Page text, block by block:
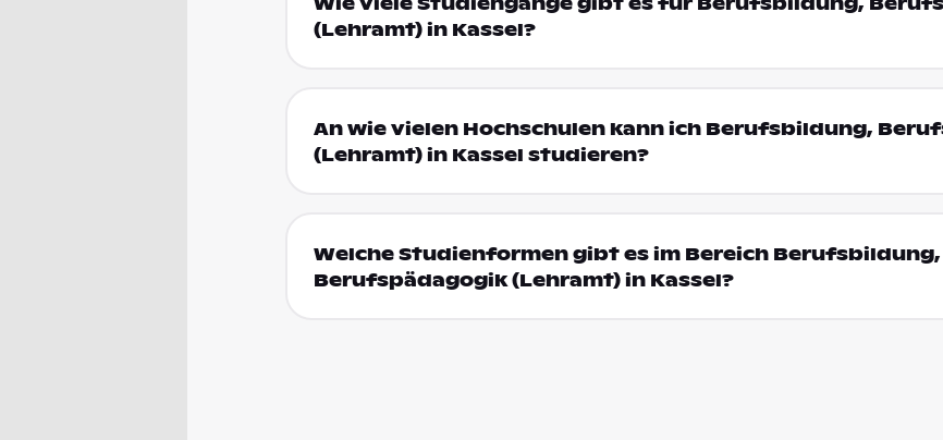
(Lehramt) in Kassel?
An wie vielen Hochschulen kann ich Berufsbildung,
(Lehramt) in Kassel studieren?
Welche Studienformen gibt es im Bereich Berufsbildung,
Berufspädagogik (Lehramt) in Kassel?